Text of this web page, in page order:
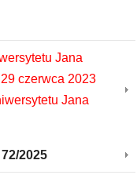
Jana
czerwca 2023
Jana
72/2025